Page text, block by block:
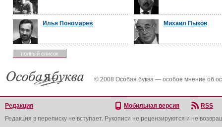
Илья Пономарев Михаил Пыков
полный список
© 2008 Особая буква — особое мнение об
Редакция Мобильная версия
RSS
Редакция в переписку не вступает. Рукописи не рецензируются и не